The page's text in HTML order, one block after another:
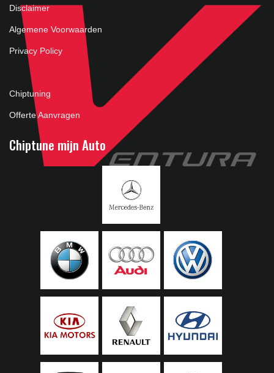
Disclaimer
Algemene Voorwaarden
Privacy Policy
Chiptuning
Offerte Aanvragen
Chiptune mijn Auto